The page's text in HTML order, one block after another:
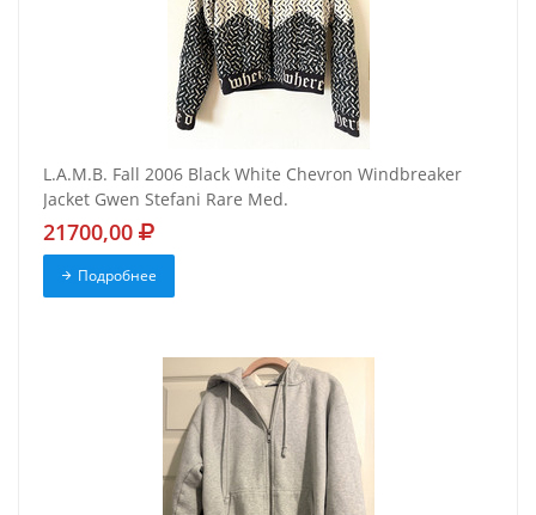
L.A.M.B. Fall 2006 Black White Chevron Windbreaker
Jacket Gwen Stefani Rare Med.
21700,00
Подробнее